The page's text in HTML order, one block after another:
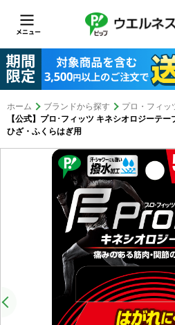
ホーム ブランドから探す プロ・フィッ
【公式】プロ･フィッツ キネシオロジーテ
ひざ・ふくらはぎ用